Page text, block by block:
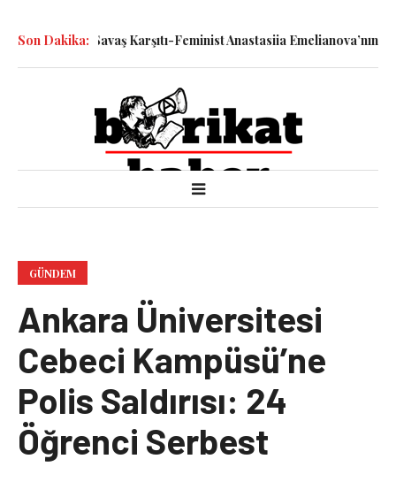
Son Dakika:Savaş Karşıtı-Feminist Anastasiia Emelianova’nın
GÜNDEM
Ankara Üniversitesi
Cebeci Kampüsü’ne
Polis Saldırısı: 24
Öğrenci Serbest